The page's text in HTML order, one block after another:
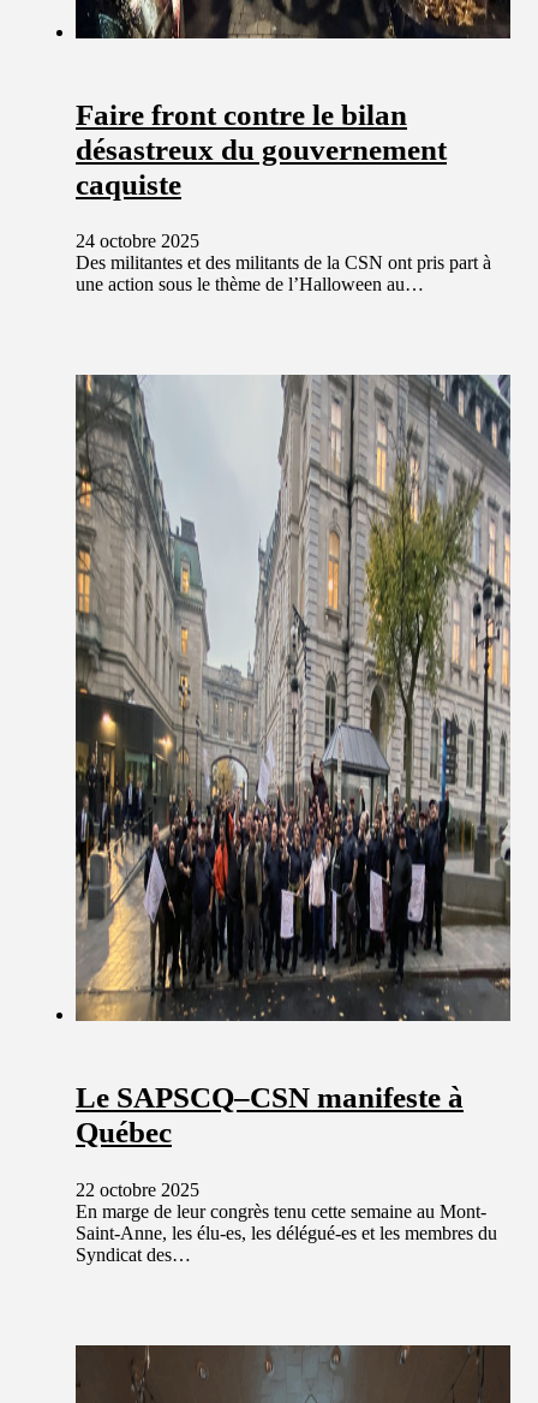
Faire front contre le bilan
désastreux du gouvernement
caquiste
24 octobre 2025
Des militantes et des militants de la CSN ont pris part à
une action sous le thème de l’Halloween au…
Le SAPSCQ–CSN manifeste à
Québec
22 octobre 2025
En marge de leur congrès tenu cette semaine au Mont-
Saint-Anne, les élu-es, les délégué-es et les membres du
Syndicat des…